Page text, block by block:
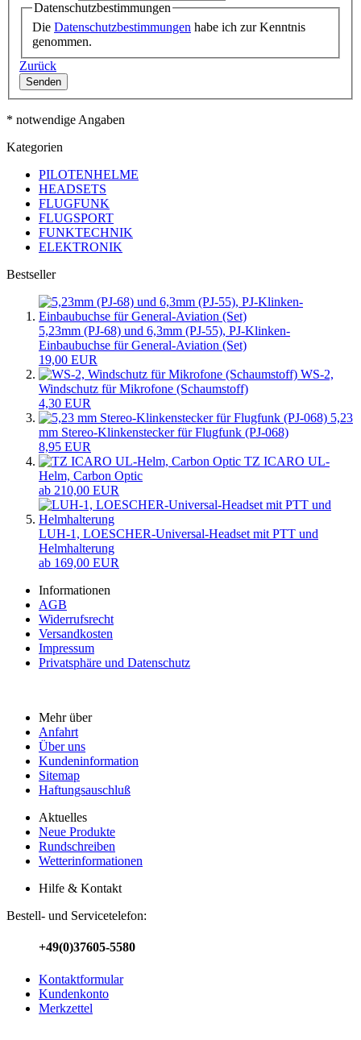
Datenschutzbestimmungen
Die Datenschutzbestimmungen habe ich zur Kenntnis
genommen.
Zurück
Senden
* notwendige Angaben
Kategorien
PILOTENHELME
HEADSETS
FLUGFUNK
FLUGSPORT
FUNKTECHNIK
ELEKTRONIK
Bestseller
5,23mm (PJ-68) und 6,3mm (PJ-55), PJ-Klinken-
Einbaubuchse für General-Aviation (Set)
19,00 EUR
WS-2,
Windschutz für Mikrofone (Schaumstoff)
4,30 EUR
5,23
mm Stereo-Klinkenstecker für Flugfunk (PJ-068)
8,95 EUR
TZ ICARO UL-
Helm, Carbon Optic
ab 210,00 EUR
LUH-1, LOESCHER-Universal-Headset mit PTT und
Helmhalterung
ab 169,00 EUR
Informationen
AGB
Widerrufsrecht
Versandkosten
Impressum
Privatsphäre und Datenschutz
Mehr über
Anfahrt
Über uns
Kundeninformation
Sitemap
Haftungsauschluß
Aktuelles
Neue Produkte
Rundschreiben
Wetterinformationen
Hilfe & Kontakt
Bestell- und Servicetelefon:
+49(0)37605-5580
Kontaktformular
Kundenkonto
Merkzettel